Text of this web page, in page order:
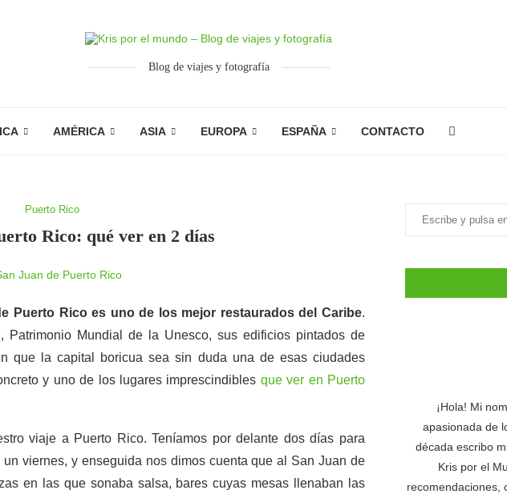
Blog de viajes y fotografía
AMÉRICA ASIA EUROPA ESPAÑA CONTACTO
Puerto Rico
Rico: qué ver en 2 días
Puerto Rico es uno de los mejor restaurados del Caribe.
Patrimonio Mundial de la Unesco, sus edificios pintados de
que la capital boricua sea sin duda una de esas ciudades
y uno de los lugares imprescindibles que ver en Puerto
viaje a Puerto Rico. Teníamos por delante dos días para
viernes, y enseguida nos dimos cuenta que al San Juan de
en las que sonaba salsa, bares cuyas mesas llenaban las
¡Hola! Mi
apasionada de
década escribo
Kris por el
recomendaciones,